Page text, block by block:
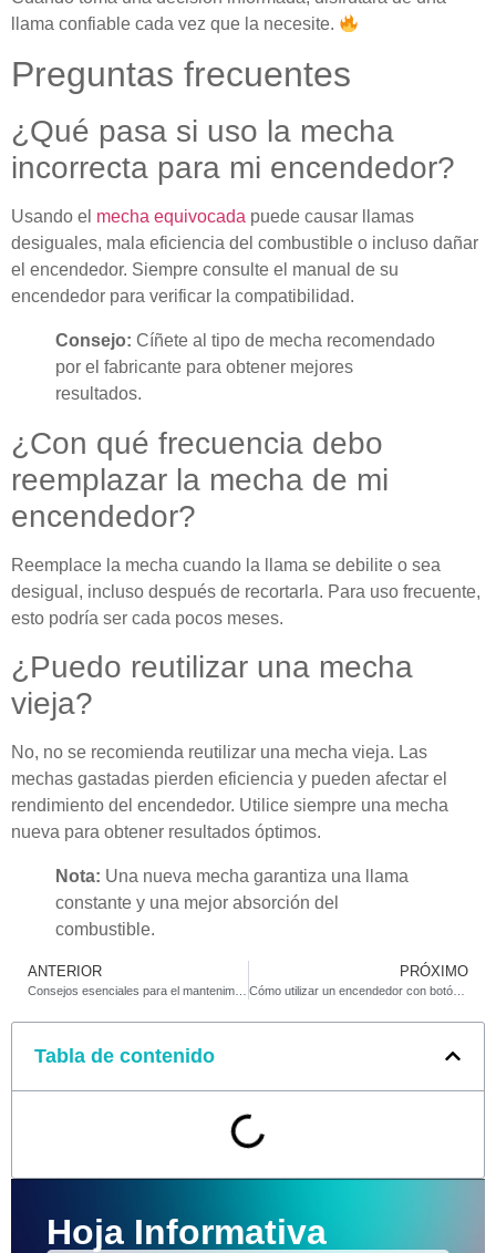
llama confiable cada vez que la necesite.
Preguntas frecuentes
¿Qué pasa si uso la mecha
incorrecta para mi encendedor?
Usando el mecha equivocada puede causar llamas
desiguales, mala eficiencia del combustible o incluso dañar
el encendedor. Siempre consulte el manual de su
encendedor para verificar la compatibilidad.
Consejo: Cíñete al tipo de mecha recomendado
por el fabricante para obtener mejores
resultados.
¿Con qué frecuencia debo
reemplazar la mecha de mi
encendedor?
Reemplace la mecha cuando la llama se debilite o sea
desigual, incluso después de recortarla. Para uso frecuente,
esto podría ser cada pocos meses.
¿Puedo reutilizar una mecha
vieja?
No, no se recomienda reutilizar una mecha vieja. Las
mechas gastadas pierden eficiencia y pueden afectar el
rendimiento del encendedor. Utilice siempre una mecha
nueva para obtener resultados óptimos.
Nota: Una nueva mecha garantiza una llama
constante y una mejor absorción del
combustible.
ANTERIOR PRÓXIMO
Cómo utilizar un encendedor con botón de presión de forma segura
Tabla de contenido
Hoja Informativa